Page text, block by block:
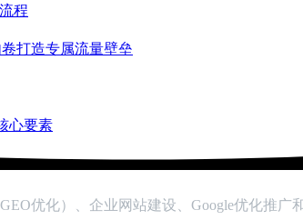
程
打造专属流量壁垒
心要素
优化）、企业网站建设、Google优化推